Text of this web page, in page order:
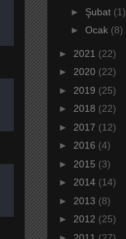
► Şubat (1)
► Ocak (8)
► 2021 (22)
► 2020 (22)
► 2019 (25)
► 2018 (22)
► 2017 (12)
► 2016 (4)
► 2015 (3)
► 2014 (14)
► 2013 (8)
► 2012 (25)